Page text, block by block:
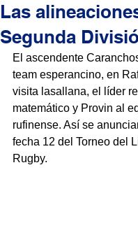
Las
Segunda
El ascendente
team esperancino, en
visita lasallana, el líder
matemático y Provin al
rufinense. Así se
fecha 12 del Torneo del
Rugby.